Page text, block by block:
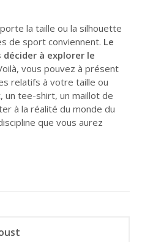
la taille ou la silhouette
de sport conviennent. Le
à explorer le
vous pouvez à présent
relatifs à votre taille ou
tee-shirt, un maillot de
à la réalité du monde du
que vous aurez